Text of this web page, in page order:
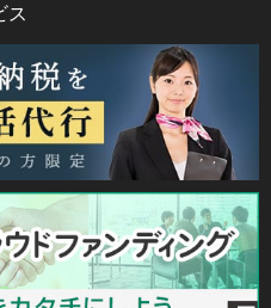
ス